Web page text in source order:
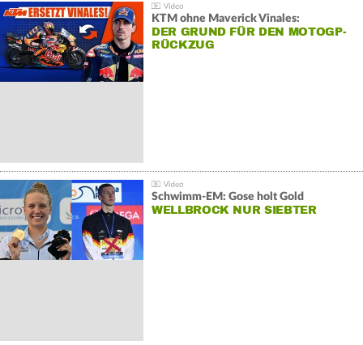
KTM ohne Maverick Vinales:
DER GRUND FÜR DEN MOTOGP-
RÜCKZUG
Schwimm-EM: Gose holt Gold
WELLBROCK NUR SIEBTER